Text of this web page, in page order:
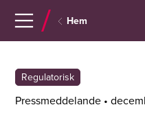
Hem
Regulatorisk
Pressmeddelande •